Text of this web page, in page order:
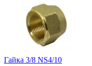
Гайка 3/8 NS4/10